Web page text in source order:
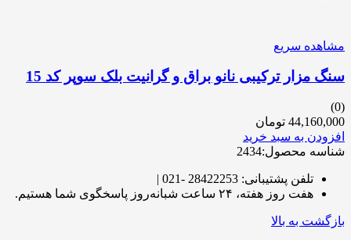
مشاهده سریع
سنگ مزار ترکیبی نانو براق و گرانیت بلک سوپر کد 15
(0)
44,160,000 تومان
افزودن به سبد خرید
شناسه محصول:2434
تلفن پشتیبانی: 28422253 -021 |
هفت روز هفته، ۲۴ ساعت شبانه‌روز پاسخگوی شما هستیم.
بازگشت به بالا